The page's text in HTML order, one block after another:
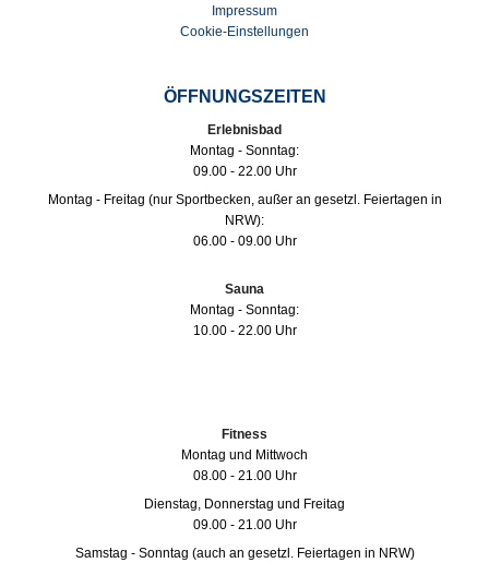
Impressum
Cookie-Einstellungen
ÖFFNUNGSZEITEN
Erlebnisbad
Montag - Sonntag:
09.00 - 22.00 Uhr
Montag - Freitag (nur Sportbecken, außer an gesetzl. Feiertagen in
NRW):
06.00 - 09.00 Uhr
Sauna
Montag - Sonntag:
10.00 - 22.00 Uhr
Fitness
Montag und Mittwoch
08.00 - 21.00 Uhr
Dienstag, Donnerstag und Freitag
09.00 - 21.00 Uhr
Samstag - Sonntag (auch an gesetzl. Feiertagen in NRW)